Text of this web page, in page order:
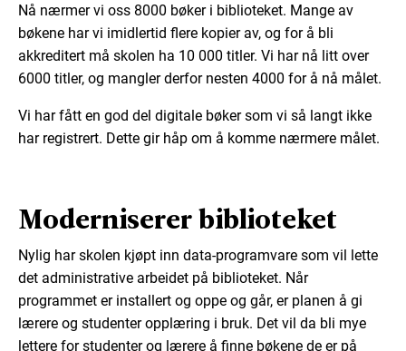
Nå nærmer vi oss 8000 bøker i biblioteket. Mange av
bøkene har vi imidlertid flere kopier av, og for å bli
akkreditert må skolen ha 10 000 titler. Vi har nå litt over
6000 titler, og mangler derfor nesten 4000 for å nå målet.
Vi har fått en god del digitale bøker som vi så langt ikke
har registrert. Dette gir håp om å komme nærmere målet.
Moderniserer biblioteket
Nylig har skolen kjøpt inn data-programvare som vil lette
det administrative arbeidet på biblioteket. Når
programmet er installert og oppe og går, er planen å gi
lærere og studenter opplæring i bruk. Det vil da bli mye
lettere for studenter og lærere å finne bøkene de er på